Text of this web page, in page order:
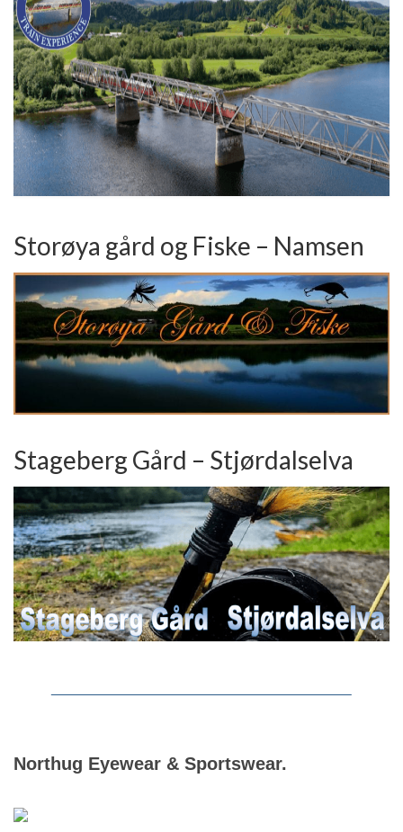
Storøya gård og Fiske – Namsen
Stageberg Gård – Stjørdalselva
Northug Eyewear & Sportswear.